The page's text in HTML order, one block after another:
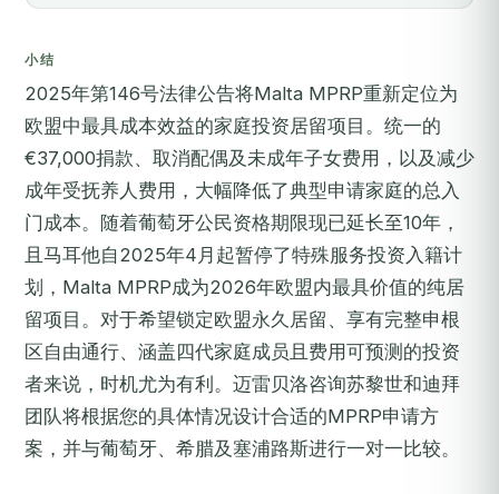
小结
2025年第146号法律公告将Malta MPRP重新定位为
欧盟中最具成本效益的家庭投资居留项目。统一的
€37,000捐款、取消配偶及未成年子女费用，以及减少
成年受抚养人费用，大幅降低了典型申请家庭的总入
门成本。随着葡萄牙公民资格期限现已延长至10年，
且马耳他自2025年4月起暂停了特殊服务投资入籍计
划，Malta MPRP成为2026年欧盟内最具价值的纯居
留项目。对于希望锁定欧盟永久居留、享有完整申根
区自由通行、涵盖四代家庭成员且费用可预测的投资
者来说，时机尤为有利。迈雷贝洛咨询苏黎世和迪拜
团队将根据您的具体情况设计合适的MPRP申请方
案，并与葡萄牙、希腊及塞浦路斯进行一对一比较。